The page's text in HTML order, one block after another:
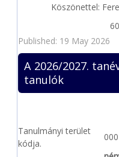
Köszönettel:
Published: 19 May 2026
A 2026/2027.
tanulók
Tanulmányi terület
kódja.